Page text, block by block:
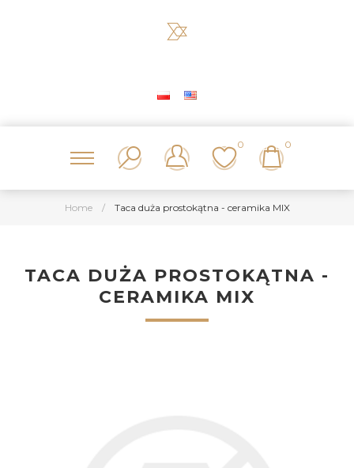
0 0
Home / Taca duża prostokątna - ceramika MIX
TACA DUŻA PROSTOKĄTNA -
CERAMIKA MIX